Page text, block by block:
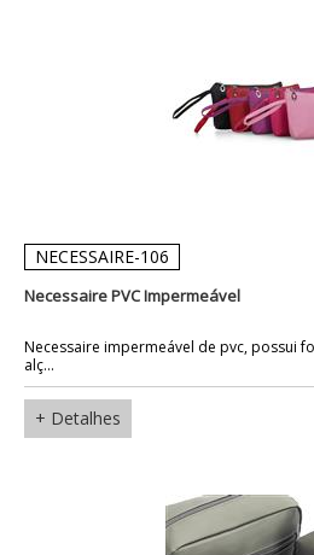
NECESSAIRE-106
Necessaire PVC Impermeável
Necessaire impermeável de pvc, possui
alç...
+ Detalhes